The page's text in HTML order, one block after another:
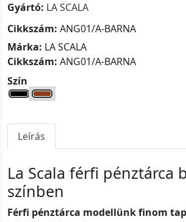
Gyártó: LA SCALA
Cikkszám: ANG01/A-BARNA
Márka: LA SCALA
Cikkszám: ANG01/A-BARNA
Szín
Leírás
La Scala férfi pénztárca
színben
Férfi pénztárca modellünk finom